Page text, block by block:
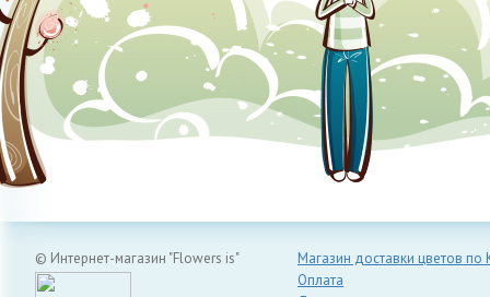
© Интернет-магазин "Flowers is"
Магазин доставки цветов по
Оплата